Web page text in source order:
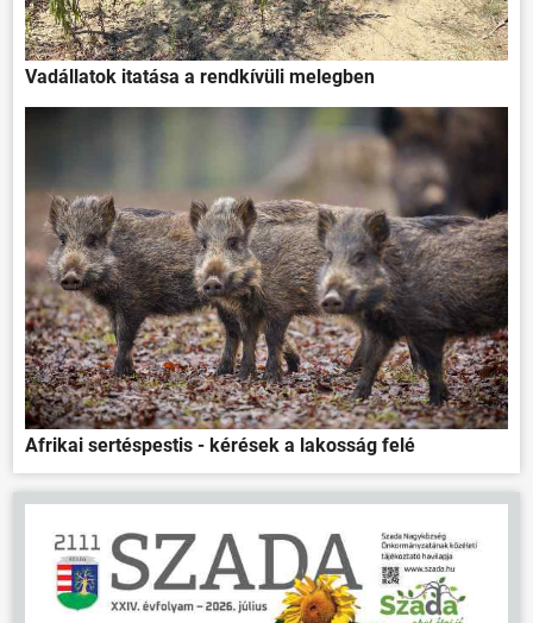
ÖNKORMÁNYZAT
ÜGYINTÉZÉS
KÖZÖSSÉG
HÍREK
Vadállatok itatása a rendkívüli melegben
Afrikai sertéspestis - kérések a lakosság felé